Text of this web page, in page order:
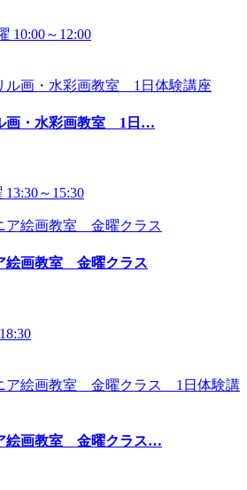
10:00～12:00
画・水彩画教室 1日 …
～15:30
絵画教室 金曜クラス
絵画教室 金曜クラス…